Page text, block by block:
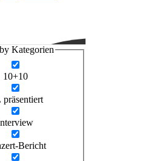
Kategorien
10+10
präsentiert
Bericht